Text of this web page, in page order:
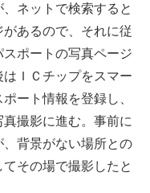
ネットで検索すると
あるので、それに従
ポートの写真ページ
ＩＣチップをスマー
ート情報を登録し、
撮影に進む。事前に
背景がない場所との
その場で撮影したと